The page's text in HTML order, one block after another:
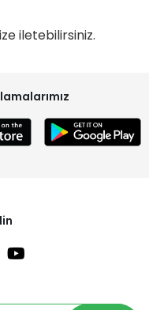
iletebilirsiniz.